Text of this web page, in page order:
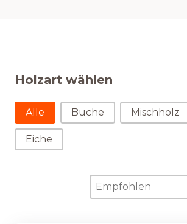
Holzart wählen
Holzart wählen
Alle Buche Mischholz
Eiche
Sortierung
Sort content
Sort content